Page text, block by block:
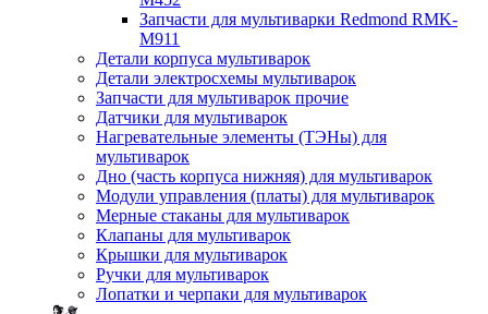
Запчасти для мультиварки Redmond RMK-
M911
Детали корпуса мультиварок
Детали электросхемы мультиварок
Запчасти для мультиварок прочие
Датчики для мультиварок
Нагревательные элементы (ТЭНы) для
мультиварок
Дно (часть корпуса нижняя) для мультиварок
Модули управления (платы) для мультиварок
Мерные стаканы для мультиварок
Клапаны для мультиварок
Крышки для мультиварок
Ручки для мультиварок
Лопатки и черпаки для мультиварок